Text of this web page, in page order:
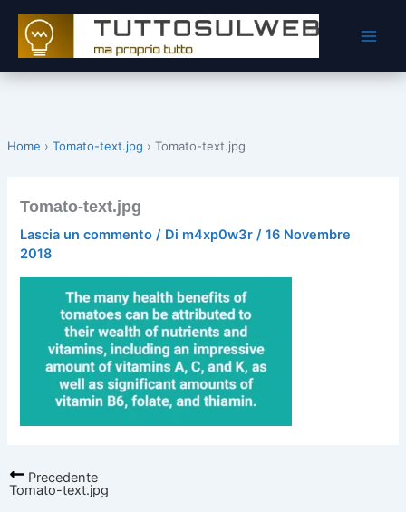
contenuto
Home › Tomato-text.jpg › Tomato-text.jpg
Tomato-text.jpg
Lascia un commento / Di m4xp0w3r/16 Novembre
2018
Precedente
Tomato-text.jpg